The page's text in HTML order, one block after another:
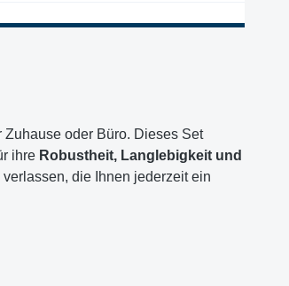
oder Büro. Dieses Set
ihre Robustheit, Langlebigkeit und
die Ihnen jederzeit ein